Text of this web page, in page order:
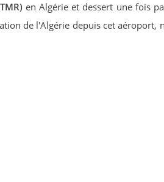
en Algérie et dessert une fois
de l'Algérie depuis cet aéroport,